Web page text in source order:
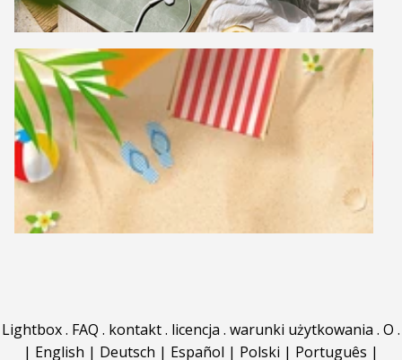
Lightbox. FAQ . kontakt. licencja . warunki użytkowania . O .
| English | Deutsch | Español | Polski | Português |